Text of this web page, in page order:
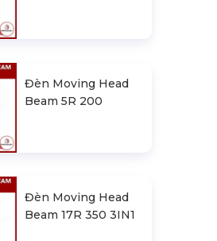
Đèn Moving Head
Beam 5R 200
Đèn Moving Head
Beam 17R 350 3IN1